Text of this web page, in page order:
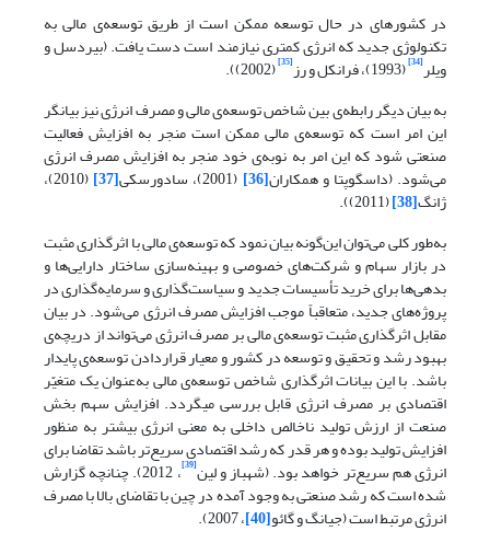
در کشورهای در حال توسعه ممکن است از طریق توسعه‌ی مالی به
تکنولوژی جدید که انرژی کمتری نیازمند است دست یافت. (بیردسل و
ویلر[34] (1993)، فرانکل و رز [35]
(2002)).
به بیان دیگر رابطه‌ی بین شاخص توسعه‌ی مالی و مصرف انرژی نیز بیانگر
این امر است که توسعه‌ی مالی ممکن است منجر به افزایش فعالیت
صنعتی شود که این امر به نوبه‌ی خود منجر به افزایش مصرف انرژی
می‌شود. (داسگوپتا و همکاران[36] (2001)، سادورسکی [37] (2010)،
ژانگ[38]
(2011)).
به‌طور کلی می‌توان این‌گونه بیان نمود که توسعه‌ی مالی با اثرگذاری مثبت
در بازار سهام و شرکت‌های خصوصی و بهینه‌سازی ساختار دارایی‌ها و
بدهی‌ها برای خرید تأسیسات جدید و سیاست‌گذاری و سرمایه‌گذاری در
پروژه‌های جدید، متعاقباً موجب افزایش مصرف انرژی می‌شود. در بیان
مقابل اثرگذاری مثبت توسعه‌ی مالی بر مصرف انرژی می‌تواند از دریچه‌ی
بهبود رشد و تحقیق و توسعه در کشور و معیار قراردادن توسعه‌ی پایدار
باشد. با این بیانات اثرگذاری شاخص توسعه‌ی مالی به‌عنوان یک متغیّر
اقتصادی بر مصرف انرژی قابل بررسی می­گردد. افزایش سهم بخش
صنعت از ارزش تولید ناخالص داخلی به معنی انرژی بیشتر به منظور
افزایش تولید بوده و هر قدر که رشد اقتصادی سریع‌تر باشد تقاضا برای
انرژی هم سریع‌تر خواهد بود. (شهباز و لین[39] ، 2012). چنانچه گزارش
شده است که رشد صنعتی به وجود آمده در چین با تقاضای بالا با مصرف
انرژی مرتبط است (جیانگ و گائو[40]
، 2007).